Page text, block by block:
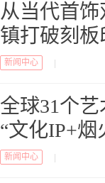
从当代首
镇打破刻板
新闻中心
全球31个
“文化IP+烟
新闻中心